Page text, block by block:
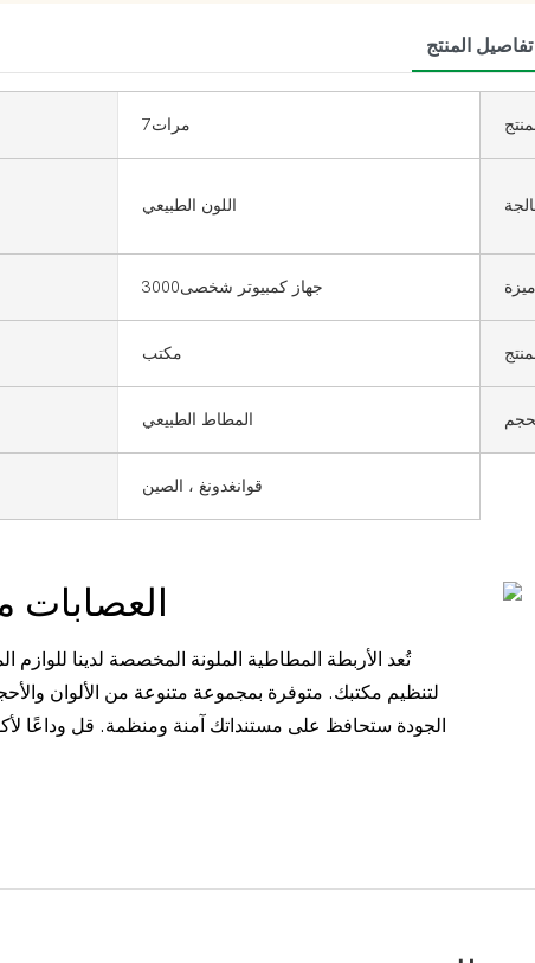
تفاصيل المنتج
مرات7
اللون الطبيعي
جهاز كمبيوتر شخصى3000 ميزة
مكتب
المطاط الطبيعي
قوانغدونغ ، الصين
تُعد الأربطة المطاطية الملونة المخصصة لدينا للوازم
لتنظيم مكتبك. متوفرة بمجموعة متنوعة من الألوان
الجودة ستحافظ على مستنداتك آمنة ومنظمة. قل وداعًا